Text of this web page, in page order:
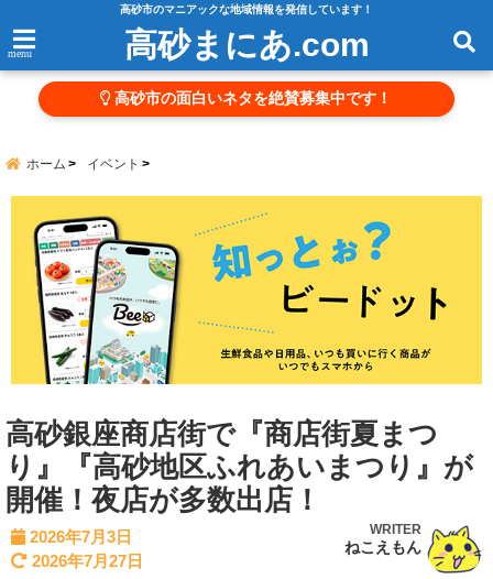
高砂市のマニアックな地域情報を発信しています！
menu 高砂まにあ.com
高砂市の面白いネタを絶賛募集中です！
ホーム イベント
高砂銀座商店街で『商店街夏まつ
り』『高砂地区ふれあいまつり』が
開催！夜店が多数出店！
2026年7月3日
2026年7月27日
WRITER
ねこえもん